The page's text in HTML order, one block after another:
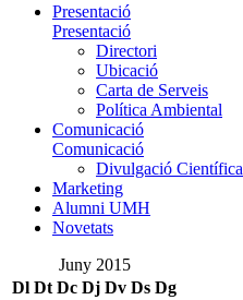
Presentació
Presentació
Directori
Ubicació
Carta de Serveis
Política Ambiental
Comunicació
Comunicació
Divulgació Científica
Marketing
Alumni UMH
Novetats
Juny 2015
Dl Dt Dc Dj Dv Ds Dg